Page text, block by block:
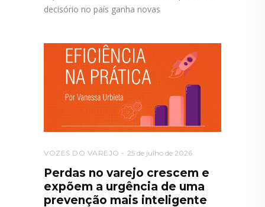
decisório no país ganha novas
VOZES DO VAREJO 25 de julho de 2026
Perdas no varejo crescem e
expõem a urgência de uma
prevenção mais inteligente